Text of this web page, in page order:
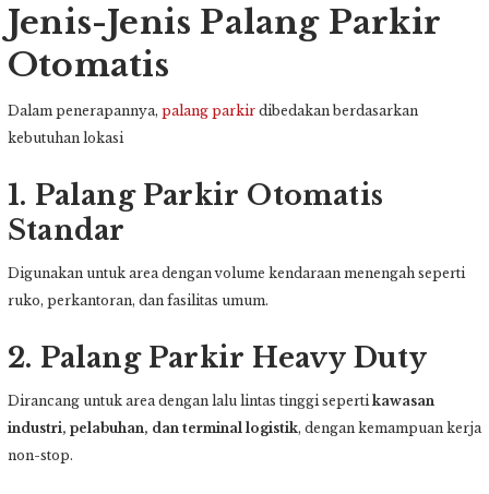
Jenis-Jenis Palang Parkir
Otomatis
Dalam penerapannya, palang parkir dibedakan berdasarkan
kebutuhan lokasi
1. Palang Parkir Otomatis
Standar
Digunakan untuk area dengan volume kendaraan menengah seperti
ruko, perkantoran, dan fasilitas umum.
2. Palang Parkir Heavy Duty
Dirancang untuk area dengan lalu lintas tinggi seperti kawasan
industri, pelabuhan, dan terminal logistik, dengan kemampuan kerja
non-stop.